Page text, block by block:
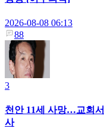
2026-08-08 06:13
88
3
천안 11세 사망…교회
사